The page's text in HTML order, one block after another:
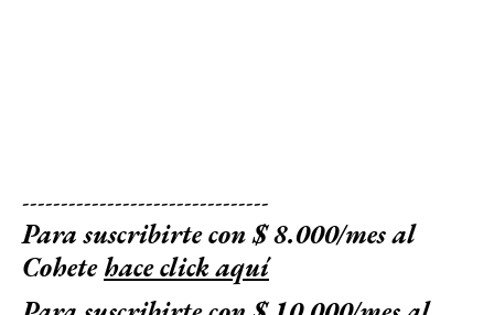
--------------------------------
Para suscribirte con $ 8.000/mes al
Cohetehace click aquí